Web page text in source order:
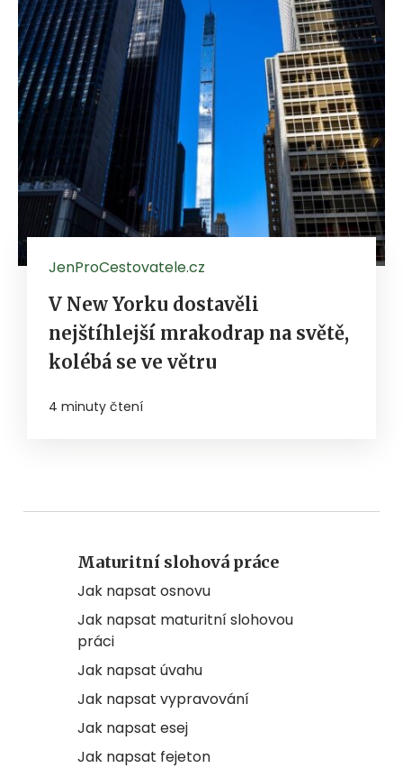
JenProCestovatele.cz
V New Yorku dostavěli
nejštíhlejší mrakodrap na světě,
kolébá se ve větru
4 minuty čtení
Maturitní slohová práce
Jak napsat osnovu
Jak napsat maturitní slohovou
práci
Jak napsat úvahu
Jak napsat vypravování
Jak napsat esej
Jak napsat fejeton